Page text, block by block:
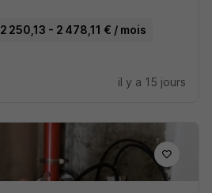
2 250,13 - 2 478,11 € / mois
il y a 15 jours